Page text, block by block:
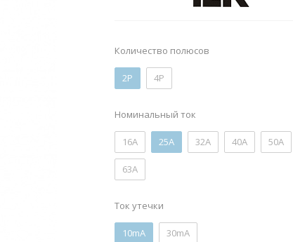
Количество полюсов
2P 4P
Номинальный ток
16А 25А 32А 40А 50А
63А
Ток утечки
10mA 30mA